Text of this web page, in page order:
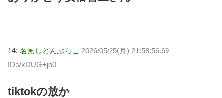
14: 名無しどんぶらこ 2026/05/25(月) 21:58:56.69
ID:vkDUG+jo0
tiktokの放か